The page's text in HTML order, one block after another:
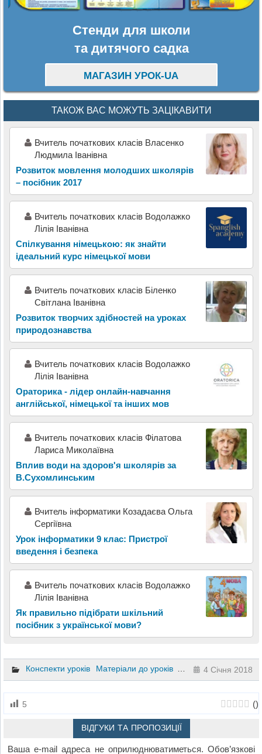
Стенди для школи
та дитячого садка
МАГАЗИН УРОК-UA
ТАКОЖ ВАС МОЖУТЬ ЗАЦІКАВИТИ
Вчитель початкових класів Власенко
Людмила Іванівна
Розвиток мовлення молодших школярів
– посібник 2017
Вчитель початкових класів Водолажко
Лілія Іванівна
Спілкування німецькою: як знайти
ідеальний курс німецької мови
Вчитель початкових класів Біленко
Світлана Іванівна
Розвиток творчих здібностей на уроках
природознавства
Вчитель початкових класів Водолажко
Лілія Іванівна
Ораторика - лідер онлайн-навчання
англійської, німецької та інших мов
Вчитель початкових класів Філатова
Лариса Миколаївна
Вплив води на здоров'я школярів за
В.Сухомлинським
Вчитель інформатики Козадаєва Ольга
Сергіївна
Урок інформатики 9 клас: Пристрої
введення і безпека
Вчитель початкових класів Водолажко
Лілія Іванівна
Як правильно підібрати шкільний
посібник з української мови?
Конспекти уроків Матеріали до уроків 1 клас 2 клас
4 Січня 2018
5 ()
ВІДГУКИ ТА ПРОПОЗИЦІЇ
Ваша e-mail адреса не оприлюднюватиметься. Обов’язкові